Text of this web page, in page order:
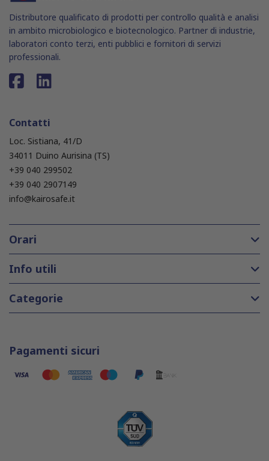
Distributore qualificato di prodotti per controllo qualità e analisi
in ambito microbiologico e biotecnologico. Partner di industrie,
laboratori conto terzi, enti pubblici e fornitori di servizi
professionali.
Contatti
Loc. Sistiana, 41/D
34011 Duino Aurisina (TS)
+39 040 299502
+39 040 2907149
info@kairosafe.it
Orari
Info utili
Categorie
Pagamenti sicuri